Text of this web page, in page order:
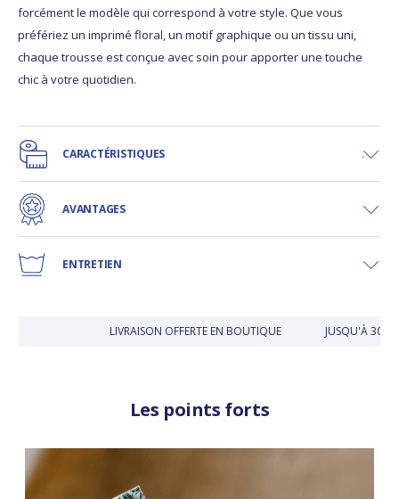
forcément le modèle qui correspond à votre style. Que vous
préfériez un imprimé floral, un motif graphique ou un tissu uni,
chaque trousse est conçue avec soin pour apporter une touche
chic à votre quotidien.
CARACTÉRISTIQUES
AVANTAGES
ENTRETIEN
LIVRAISON OFFERTE EN BOUTIQUE JUSQU'À 30
Les points forts